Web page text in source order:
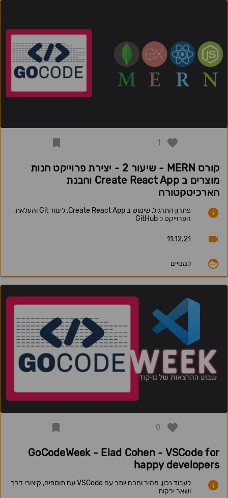
1
קורס MERN - שיעור 2 - יצירת פרוייקט חנות
מוצרים ב Create React App והבנת
הארכיטקטורה
פתרון התרגיל, שימוש ב Create React App, לימוד Git והעלאת
הפרוייקט ל GitHub
11.12.21
למנויים
0
GoCodeWeek - Elad Cohen - VSCode for
happy developers
לעבוד נכון, מהיר וחכם יותר עם VSCode עם תוספים, קיצורי דרך
ושאר ירקות